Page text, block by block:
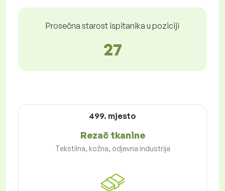
Prosečna starost ispitanika u poziciji
27
499. mjesto
Rezač tkanine
Tekstilna, kožna, odjevna industrija